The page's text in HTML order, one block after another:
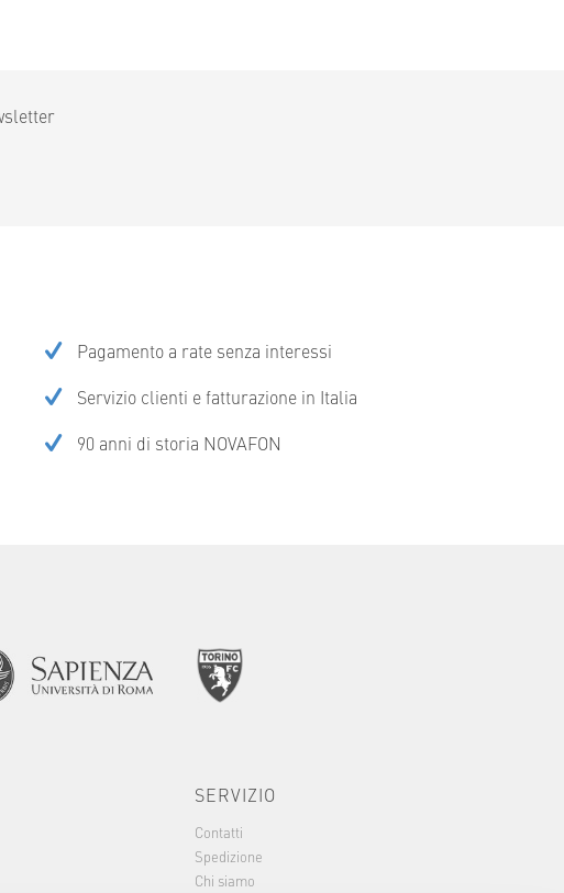
Pagamento a rate senza interessi
Servizio clienti e fatturazione in Italia
90 anni di storia NOVAFON
SERVIZIO
Contatti
Spedizione
Chi siamo